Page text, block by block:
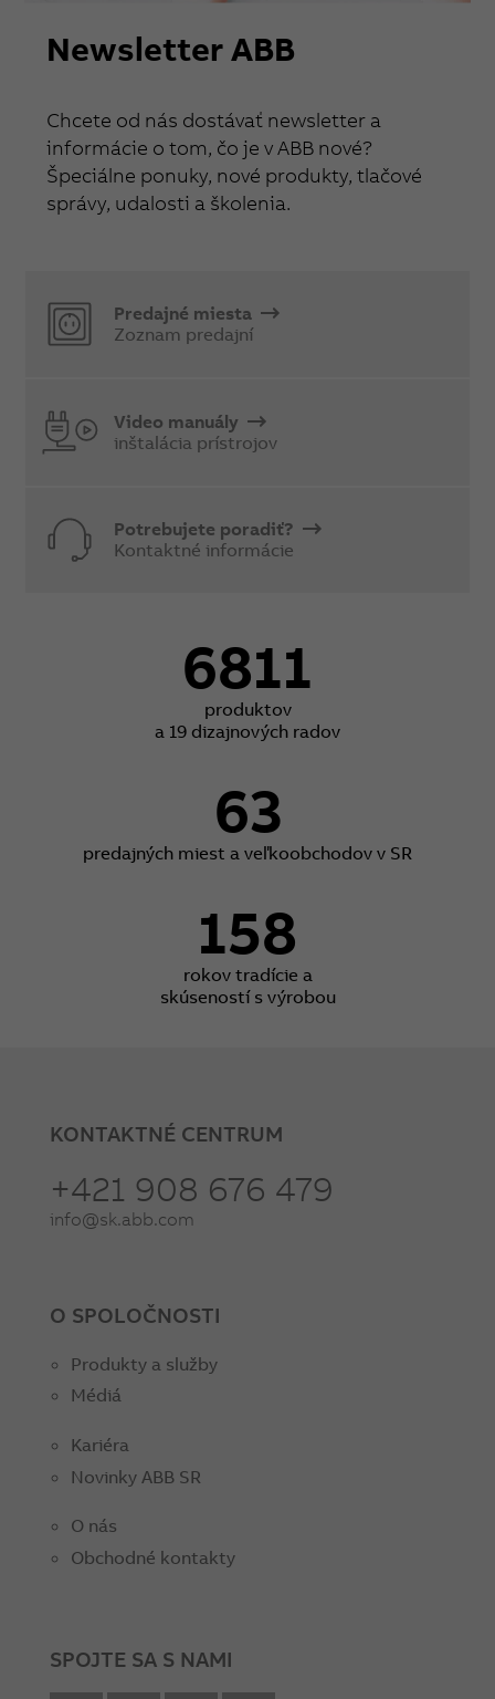
Newsletter ABB
Chcete od nás dostávať newsletter a
informácie o tom, čo je v ABB nové?
Špeciálne ponuky, nové produkty, tlačové
správy, udalosti a školenia.
Predajné miesta
Zoznam predajní
Video manuály
inštalácia prístrojov
Potrebujete poradiť?
Kontaktné informácie
6811
produktov
a 19 dizajnových radov
63
predajných miest a veľkoobchodov v SR
158
rokov tradície a
skúseností s výrobou
KONTAKTNÉ CENTRUM
+421 908 676 479
info@sk.abb.com
O SPOLOČNOSTI
Produkty a služby
Médiá
Kariéra
Novinky ABB SR
O nás
Obchodné kontakty
SPOJTE SA S NAMI